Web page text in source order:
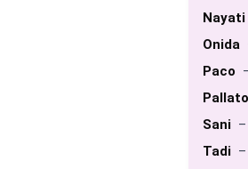
Nayati
Onida
Paco
Sani
Tadi